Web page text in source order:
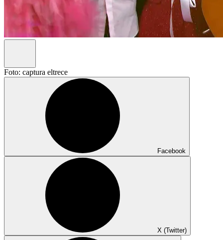
Foto: captura eltrece
Facebook
X (Twitter)